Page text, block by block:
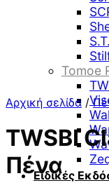
Tomoe
Ειδικές
Αρχική σελίδα /
TWSBI
Πένα